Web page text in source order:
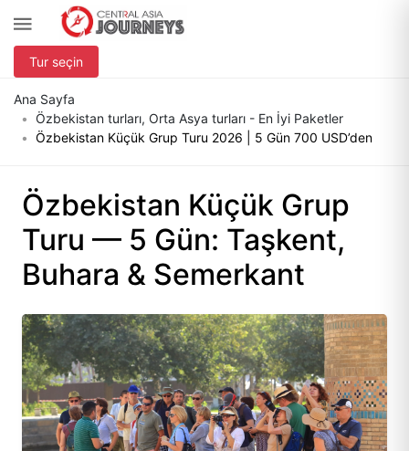
Tur seçin
Ana Sayfa
Özbekistan turları, Orta Asya turları - En İyi Paketler
Özbekistan Küçük Grup Turu 2026 | 5 Gün 700 USD’den
Özbekistan Küçük Grup
Turu — 5 Gün: Taşkent,
Buhara & Semerkant